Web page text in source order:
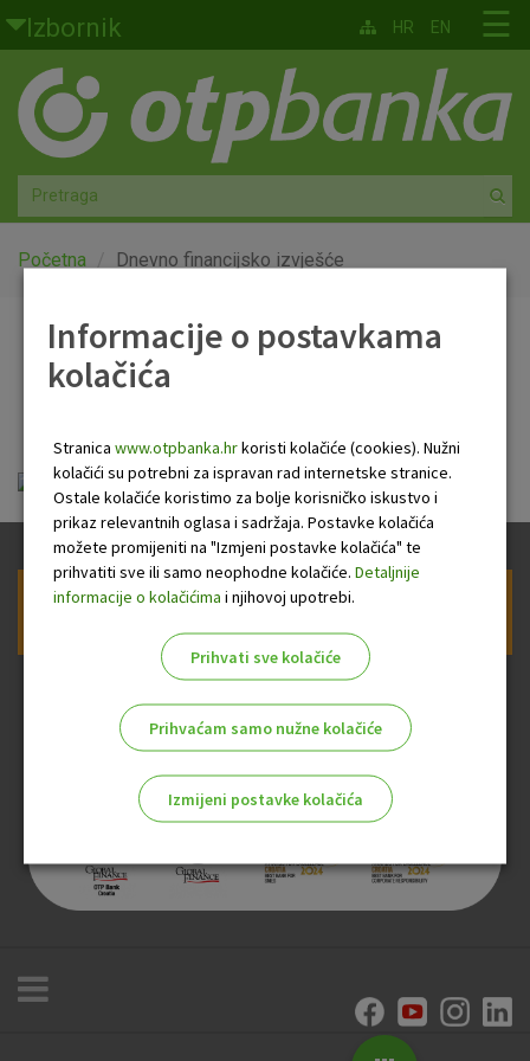
Skoči na glavni sadržaj
Izbornik
Građani
Privatno bankarstvo
Agro
Mala poduzeća i obrtnici
Globalna tržišta
O nama
☰
HR EN
Početna Dnevno financijsko izvješće
Dnevno financijsko
Dnevno financijsko izvješće.pdf
Prijava na newsletter OTP banke
Informacije o postavkama
kolačića
Stranica www.otpbanka.hrkoristi kolačiće (cookies). Nužni
kolačići su potrebni za ispravan rad internetske stranice.
Ostale kolačiće koristimo za bolje korisničko iskustvo i
prikaz relevantnih oglasa i sadržaja. Postavke kolačića
možete promijeniti na "Izmjeni postavke kolačića" te
prihvatiti sve ili samo neophodne kolačiće. Detaljnije
informacije o kolačićima i njihovoj upotrebi.
Prihvati sve kolačiće
Prihvaćam samo nužne kolačiće
Izmijeni postavke kolačića
Nužni kolačići